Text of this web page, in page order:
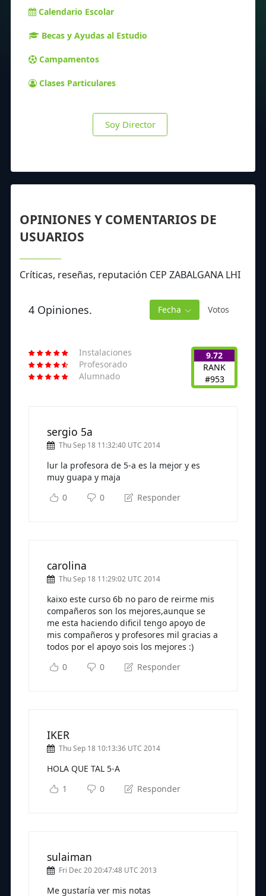
Calendario Escolar
Becas y Ayudas al Estudio
Campamentos
Clases Particulares
Soy Director
OPINIONES Y COMENTARIOS DE
USUARIOS
Críticas, reseñas, reputación CEP ZABALGANA LHI
4 Opiniones. Fecha Votos
Instalaciones
Profesorado
Alumnado
9.72
RANK
#953
sergio 5a
Thu Sep 18 11:32:40 UTC 2014
lur la profesora de 5-a es la mejor y es
muy guapa y maja
0
0 Responder
carolina
Thu Sep 18 11:29:02 UTC 2014
kaixo este curso 6b no paro de reirme mis
compañeros son los mejores,aunque se
me esta haciendo dificil tengo apoyo de
mis compañeros y profesores mil gracias a
todos por el apoyo sois los mejores :)
0
0 Responder
IKER
Thu Sep 18 10:13:36 UTC 2014
HOLA QUE TAL 5-A
1
0 Responder
sulaiman
Fri Dec 20 20:47:48 UTC 2013
Me gustaría ver mis notas